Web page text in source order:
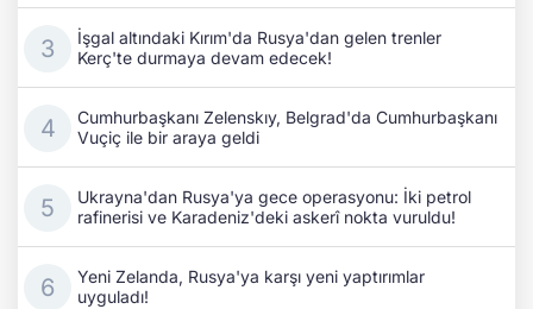
İşgal altındaki Kırım'da Rusya'dan gelen trenler
Kerç'te durmaya devam edecek!
Cumhurbaşkanı Zelenskıy, Belgrad'da Cumhurbaşkanı
Vuçiç ile bir araya geldi
Ukrayna'dan Rusya'ya gece operasyonu: İki petrol
rafinerisi ve Karadeniz'deki askerî nokta vuruldu!
Yeni Zelanda, Rusya'ya karşı yeni yaptırımlar
uyguladı!